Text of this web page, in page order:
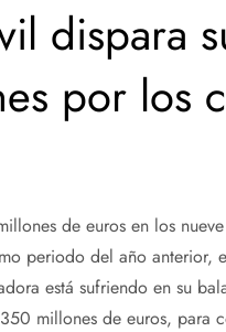
dispara
por los
de euros en los
periodo del año anterior,
está sufriendo en su
millones de euros, para